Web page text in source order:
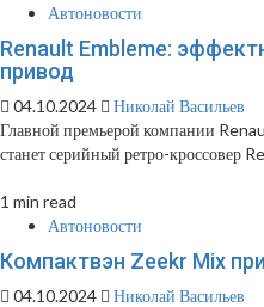
Автоновости
Renault Embleme:
привод
04.10.2024
Николай Васильев
Главной премьерой компании
станет серийный ретро-кроссовер
1 min read
Автоновости
Компактвэн Zeekr Mix
04.10.2024
Николай Васильев